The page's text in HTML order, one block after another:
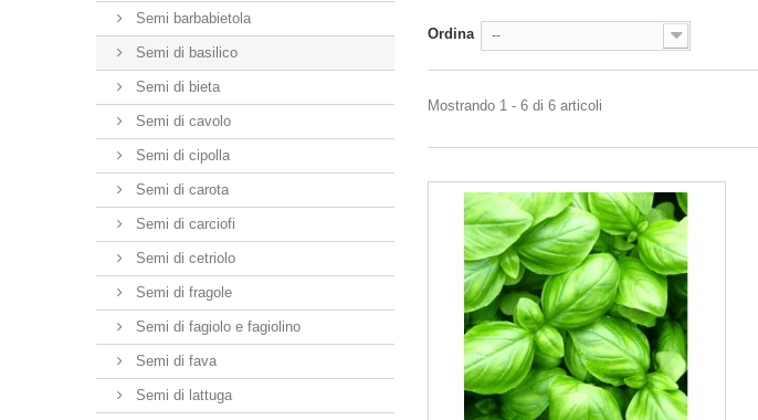
Semi barbabietola
Semi di basilico
Semi di bieta
Semi di cavolo
Semi di cipolla
Semi di carota
Semi di carciofi
Semi di cetriolo
Semi di fragole
Semi di fagiolo e fagiolino
Semi di fava
Semi di lattuga
Ordina --
Mostrando 1 - 6 di 6 articoli